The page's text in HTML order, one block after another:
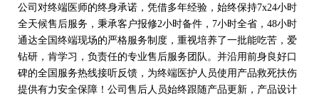
公司对终端医师的终身承诺，凭借多年经验，始终保持7x24小时
全天候售后服务，秉承客户报修2小时备件，7小时全省，48小时
通达全国终端现场的严格服务制度，重视培养了一批能吃苦，爱
钻研，肯学习，负责任的专业售后服务团队。并沿用前身良好口
碑的全国服务热线接听反馈，为终端医护人员使用产品救死扶伤
提供有力安全保障！公司售后人员始终跟随产品更新，产品设计